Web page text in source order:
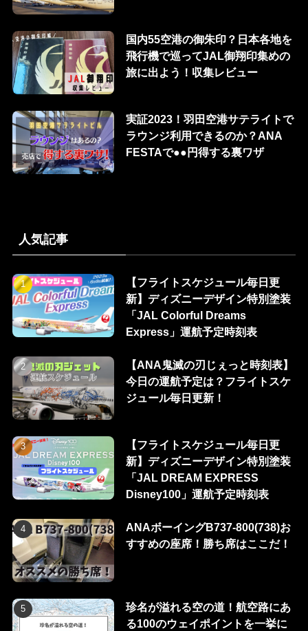
国内55空港の御朱印？日本各地を
飛行機で巡ってJAL御翔印集めの
旅に出よう！収集レビュー
実証2023！羽田空港サテライトで
ラウンジ利用できるのか？ANA
FESTAで●●円得する裏ワザ
人気記事
【フライトスケジュール毎日更
新】ディズニーデザイン特別塗装
「JAL Colorful Dreams
Express」運航予定時刻表
【ANA鬼滅の刃じぇっと時刻表】
今日の運航予定は？フライトスケ
ジュール毎日更新！
【フライトスケジュール毎日更
新】ディズニーデザイン特別塗装
「JAL DREAM EXPRESS
Disney100」運航予定時刻表
ANAボーイングB737-800(738)お
すすめの座席！勝ち席はここだ！
珍名が溢れる空の道！航空路にあ
る100のウェイポイントを一挙に